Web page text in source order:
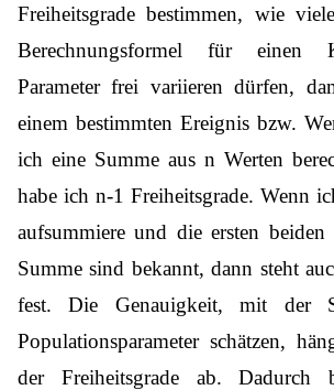
Freiheitsgrade bestimmen, wie
Berechnungsformel für einen
Parameter frei variieren dürfen,
einem bestimmten Ereignis bzw.
ich eine Summe aus n Werten
habe ich n-1 Freiheitsgrade. Wenn
aufsummiere und die ersten
Summe sind bekannt, dann steht
fest. Die Genauigkeit, mit der
Populationsparameter schätzen,
der Freiheitsgrade ab. Dadurch